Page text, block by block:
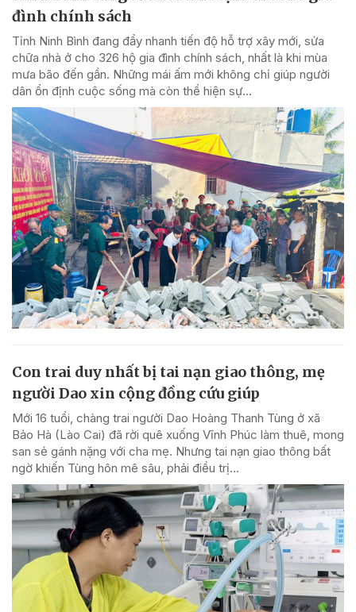
đình chính sách
Tỉnh Ninh Bình đang đẩy nhanh tiến độ hỗ trợ xây mới, sửa
chữa nhà ở cho 326 hộ gia đình chính sách, nhất là khi mùa
mưa bão đến gần. Những mái ấm mới không chỉ giúp người
dân ổn định cuộc sống mà còn thể hiện sự...
Con trai duy nhất bị tai nạn giao thông, mẹ
người Dao xin cộng đồng cứu giúp
Mới 16 tuổi, chàng trai người Dao Hoàng Thanh Tùng ở xã
Bảo Hà (Lào Cai) đã rời quê xuống Vĩnh Phúc làm thuê, mong
san sẻ gánh nặng với cha mẹ. Nhưng tai nạn giao thông bất
ngờ khiến Tùng hôn mê sâu, phải điều trị...